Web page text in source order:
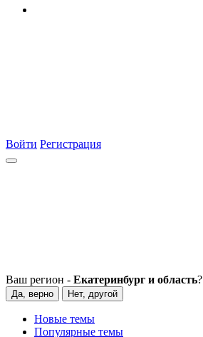
Войти Регистрация
Ваш регион - Екатеринбург и область?
Да, верно Нет, другой
Новые темы
Популярные темы